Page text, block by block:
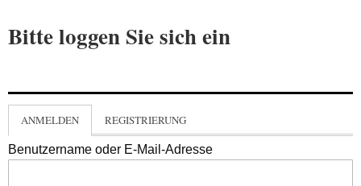
Bitte loggen Sie sich ein
ANMELDEN REGISTRIERUNG
Benutzername oder E-Mail-Adresse